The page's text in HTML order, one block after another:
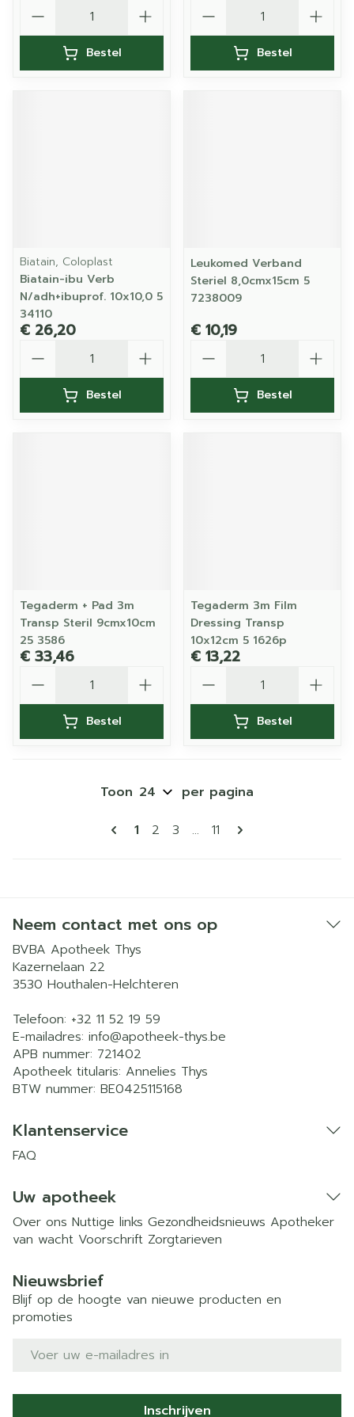
Bestel Bestel
Biatain, Coloplast
Biatain-ibu Verb
N/adh+ibuprof. 10x10,0 5
34110
€ 26,20
Bestel
Leukomed Verband
Steriel 8,0cmx15cm 5
7238009
€ 10,19
Bestel
Tegaderm + Pad 3m
Transp Steril 9cmx10cm
25 3586
€ 33,46
Bestel
Tegaderm 3m Film
Dressing Transp
10x12cm 5 1626p
€ 13,22
Bestel
Pagina's
U lees momenteel pagina
1 Pagina
2 Pagina
3 ... Pagina
11
Toon per pagina
Neem contact met ons op
BVBA Apotheek Thys
Kazernelaan 22
3530 Houthalen-Helchteren
Telefoon: +32 11 52 19 59
E-mailadres: info@apotheek-thys.be
APB nummer: 721402
Apotheek titularis: Annelies Thys
BTW nummer: BE0425115168
Klantenservice
FAQ
Uw apotheek
Over ons Nuttige links Gezondheidsnieuws Apotheker
van wacht Voorschrift Zorgtarieven
Nieuwsbrief
Blijf op de hoogte van nieuwe producten en
promoties
E-mail adres
Inschrijven